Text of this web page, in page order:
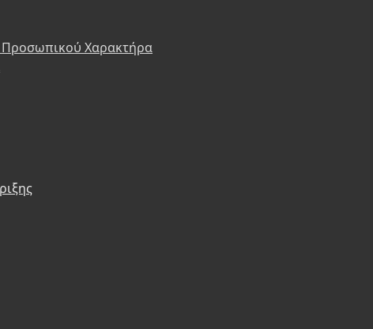
Προσωπικού Χαρακτήρα